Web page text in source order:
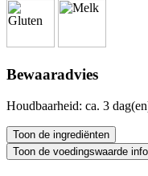
Bewaaradvies
Houdbaarheid: ca. 3